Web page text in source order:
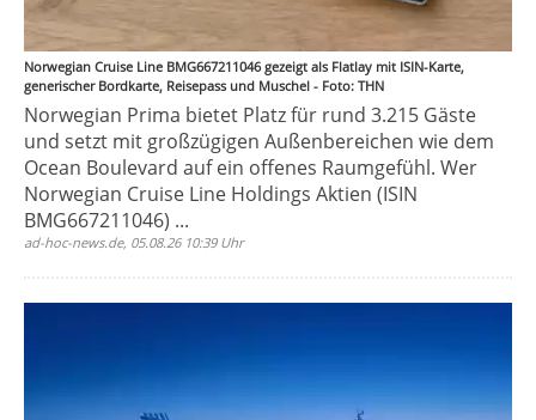
Norwegian Cruise Line BMG667211046 gezeigt als Flatlay mit ISIN-Karte,
generischer Bordkarte, Reisepass und Muschel - Foto: THN
Norwegian Prima bietet Platz für rund 3.215 Gäste
und setzt mit großzügigen Außenbereichen wie dem
Ocean Boulevard auf ein offenes Raumgefühl. Wer
Norwegian Cruise Line Holdings Aktien (ISIN
BMG667211046) ...
ad-hoc-news.de, 05.08.26 10:39 Uhr